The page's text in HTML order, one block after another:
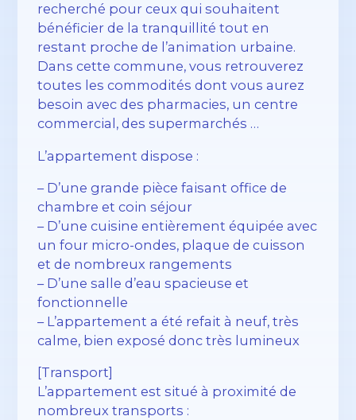
recherché pour ceux qui souhaitent
bénéficier de la tranquillité tout en
restant proche de l’animation urbaine.
Dans cette commune, vous retrouverez
toutes les commodités dont vous aurez
besoin avec des pharmacies, un centre
commercial, des supermarchés …
L’appartement dispose :
– D’une grande pièce faisant office de
chambre et coin séjour
– D’une cuisine entièrement équipée avec
un four micro-ondes, plaque de cuisson
et de nombreux rangements
– D’une salle d’eau spacieuse et
fonctionnelle
– L’appartement a été refait à neuf, très
calme, bien exposé donc très lumineux
[Transport]
L’appartement est situé à proximité de
nombreux transports :